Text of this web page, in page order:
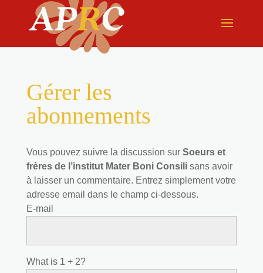
Gérer les
abonnements
Vous pouvez suivre la discussion sur Soeurs et
frères de l’institut Mater Boni Consilisans avoir
à laisser un commentaire. Entrez simplement votre
adresse email dans le champ ci-dessous.
E-mail
What is 1 + 2?